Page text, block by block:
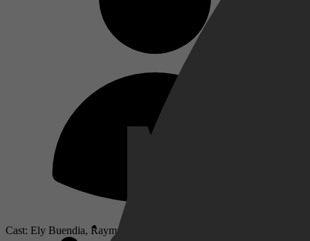
Cast: Ely Buendia, Raymund Marasigan, Buddy Zabala